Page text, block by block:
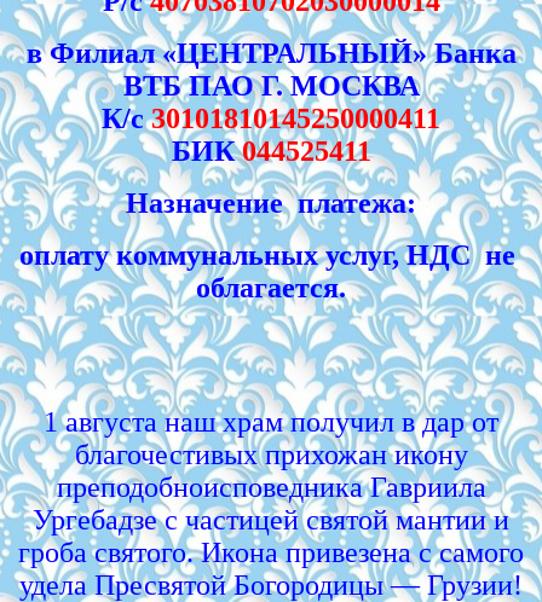
в Филиал «ЦЕНТРАЛЬНЫЙ» Банка
ВТБ ПАО Г. МОСКВА
К/с30101810145250000411
БИК044525411
Назначение платежа:
оплату коммунальных услуг, НДС не
облагается.
1 августа наш храм получил в дар от
благочестивых прихожан икону
преподобноисповедника Гавриила
Ургебадзе с частицей святой мантии и
гроба святого. Икона привезена с самого
удела Пресвятой Богородицы — Грузии!